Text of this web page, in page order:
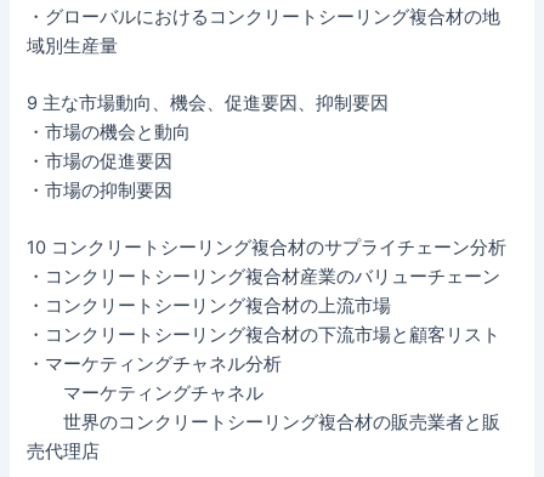
・グローバルにおけるコンクリートシーリング複合材の地
域別生産量
9 主な市場動向、機会、促進要因、抑制要因
・市場の機会と動向
・市場の促進要因
・市場の抑制要因
10 コンクリートシーリング複合材のサプライチェーン分析
・コンクリートシーリング複合材産業のバリューチェーン
・コンクリートシーリング複合材の上流市場
・コンクリートシーリング複合材の下流市場と顧客リスト
・マーケティングチャネル分析
マーケティングチャネル
世界のコンクリートシーリング複合材の販売業者と販
売代理店